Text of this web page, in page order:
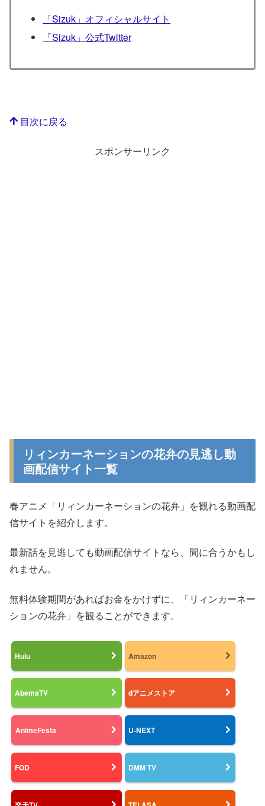
「Sizuk」オフィシャルサイト
「Sizuk」公式Twitter
目次に戻る
スポンサーリンク
リィンカーネーションの花弁の見逃し動
画配信サイト一覧
春アニメ「リィンカーネーションの花弁」を観れる動画配
信サイトを紹介します。
最新話を見逃しても動画配信サイトなら、間に合うかもし
れません。
無料体験期間があればお金をかけずに、「リィンカーネー
ションの花弁」を観ることができます。
Hulu Amazon
AbemaTV dアニメストア
AnimeFesta U-NEXT
FOD DMM TV